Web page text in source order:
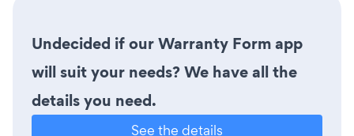
Undecided if our Warranty Form app
will suit your needs? We have all the
details you need.
See the details